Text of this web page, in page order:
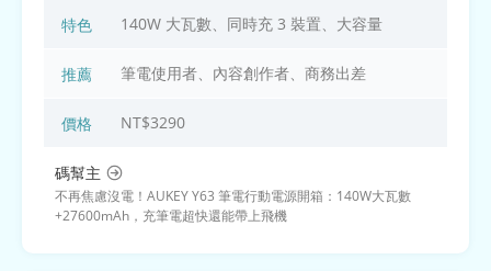
碼幫主
不再焦慮沒電！AUKEY Y63 筆電行動電源開箱：140W大瓦數
+27600mAh，充筆電超快還能帶上飛機
特色 140W 大瓦數、同時充 3 裝置、大容量
推薦 筆電使用者、內容創作者、商務出差
價格 NT$3290